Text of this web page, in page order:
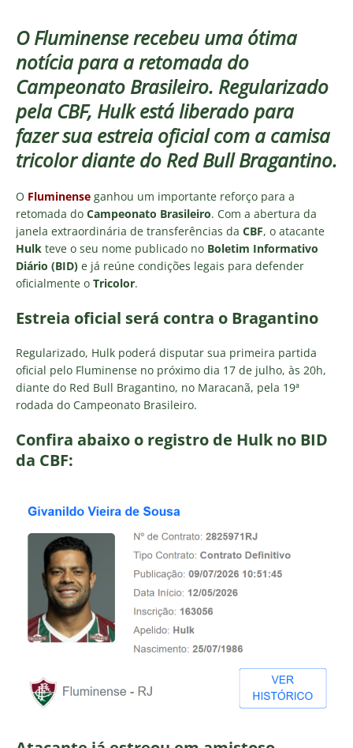
O Fluminense recebeu uma ótima
notícia para a retomada do
Campeonato Brasileiro. Regularizado
pela CBF, Hulk está liberado para
fazer sua estreia oficial com a camisa
tricolor diante do Red Bull Bragantino.
O Fluminense ganhou um importante reforço para a
retomada do Campeonato Brasileiro. Com a abertura da
janela extraordinária de transferências da CBF, o atacante
Hulk teve o seu nome publicado no Boletim Informativo
Diário (BID) e já reúne condições legais para defender
oficialmente o Tricolor.
Estreia oficial será contra o Bragantino
Regularizado, Hulk poderá disputar sua primeira partida
oficial pelo Fluminense no próximo dia 17 de julho, às 20h,
diante do Red Bull Bragantino, no Maracanã, pela 19ª
rodada do Campeonato Brasileiro.
Confira abaixo o registro de Hulk no BID
da CBF: